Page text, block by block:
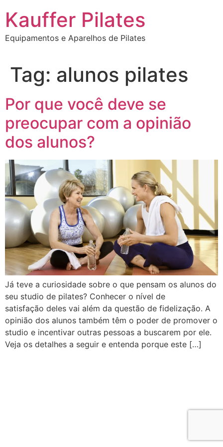
para
conteúdo
Kauffer Pilates
Equipamentos e Aparelhos de Pilates
Tag: alunos pilates
Por que você deve se
preocupar com a opinião
dos alunos?
Já teve a curiosidade sobre o que pensam os alunos do
seu studio de pilates? Conhecer o nível de
satisfação deles vai além da questão de fidelização. A
opinião dos alunos também têm o poder de promover o
studio e incentivar outras pessoas a buscarem por ele.
Veja os detalhes a seguir e entenda porque este […]